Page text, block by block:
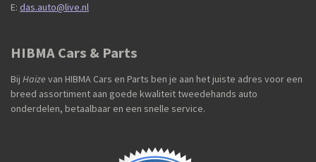
E: das.auto@live.nl
HIBMA Cars & Parts
Bij Haizevan HIBMA Cars en Parts ben je aan het juiste adres voor een
breed assortiment aan goede kwaliteit tweedehands auto
onderdelen, betaalbaar en een snelle service.